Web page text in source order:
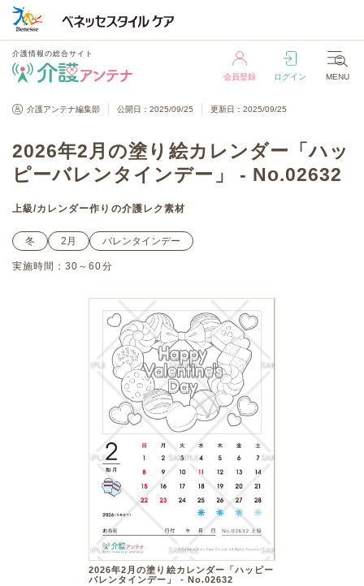
介護情報の総合サイト
会員登録 ログイン MENU
介護情報の総合サイト
介護アンテナ編集部 公開日：2025/09/25 更新日：2025/09/25
2026年2月の塗り絵カレンダー「ハッ
ピーバレンタインデー」 - No.02632
上級/カレンダー作り の介護レク素材
冬 2月 バレンタインデー
実施時間：30～60分
2026年2月の塗り絵カレンダー「ハッピー
バレンタインデー」 - No.02632